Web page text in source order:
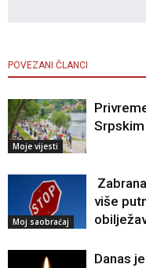
POVEZANI ČLANCI
Moje vijesti
Moj saobraćaj
više
Danas